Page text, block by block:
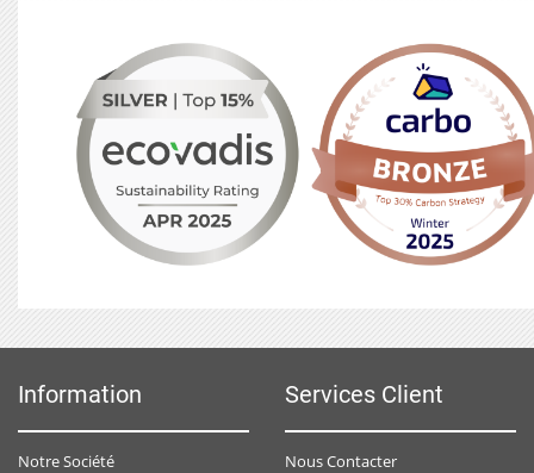
Information
Notre Société
Services Client
Nous Contacter